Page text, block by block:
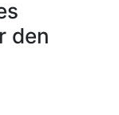
den